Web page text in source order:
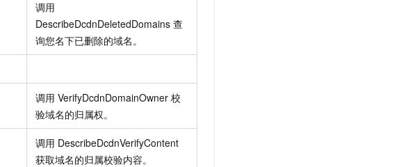
调用
DescribeDcdnDeletedDomains 查
询您名下已删除的域名。
调用 VerifyDcdnDomainOwner 校
验域名的归属权。
调用 DescribeDcdnVerifyContent
获取域名的归属校验内容。